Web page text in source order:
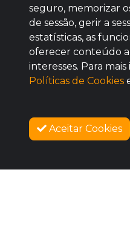
SOBRE NÓS
seguro, memorizar
de sessão, gerir a
estatísticas, as
oferecer conteúdo
interesses. Para
Políticas de Cookies
Aceitar Cookies